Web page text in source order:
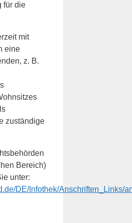
für die
mit
eine
z. B.
zuständige
Bereich)
unter:
DE/Infothek/Anschriften_Links/